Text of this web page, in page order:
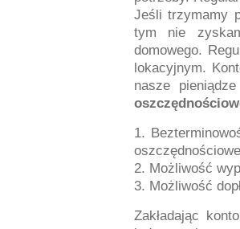
Jeśli trzymamy
tym nie
domowego.
lokacyjnym.
nasze
1.
2. Możliwość
3. Możliwość
Zakładając